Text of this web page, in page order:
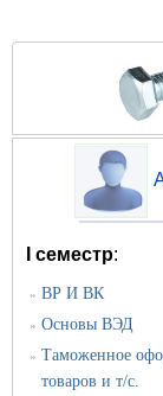
I семестр:
» ВР И ВК
» Основы ВЭД
» Таможенное
товаров и т/с.